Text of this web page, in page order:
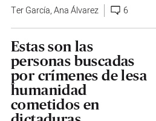
Ter García,Ana Álvarez 6
Estas son las
personas buscadas
por crímenes de lesa
humanidad
cometidos en